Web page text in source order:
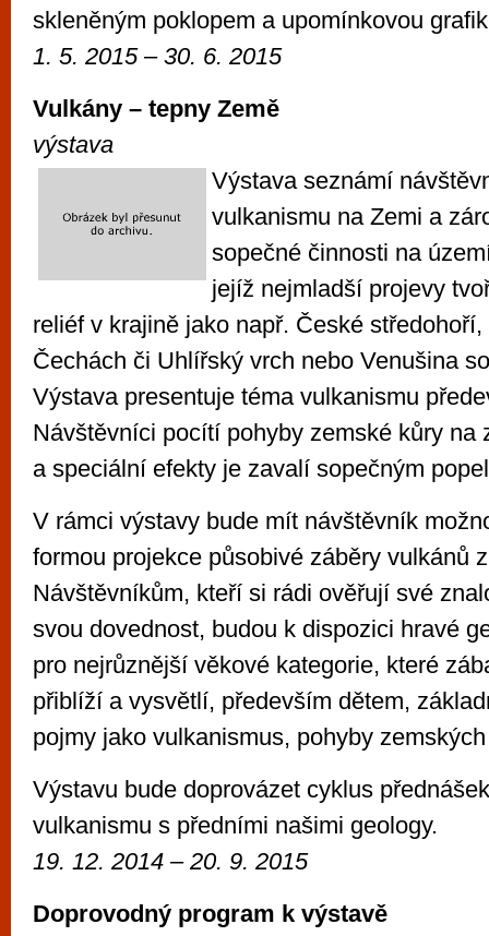
skleněným poklopem a upomínkovou
1. 5. 2015 – 30. 6. 2015
Vulkány – tepny Země
výstava
Výstava seznámí
vulkanismu na Zemi a
sopečné činnosti na
jejíž nejmladší projevy
reliéf v krajině jako např. České
Čechách či Uhlířský vrch nebo Venušina
Výstava presentuje téma vulkanismu
Návštěvníci pocítí pohyby zemské kůry na
a speciální efekty je zavalí sopečným
V rámci výstavy bude mít návštěvník
formou projekce působivé záběry vulkánů
Návštěvníkům, kteří si rádi ověřují své
svou dovednost, budou k dispozici hravé
pro nejrůznější věkové kategorie, které
přiblíží a vysvětlí, především dětem,
pojmy jako vulkanismus, pohyby
Výstavu bude doprovázet cyklus
vulkanismu s předními našimi geology.
19. 12. 2014 – 20. 9. 2015
Doprovodný program k výstavě